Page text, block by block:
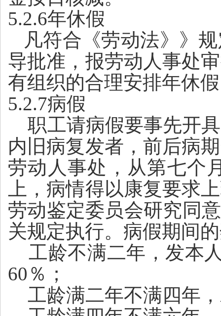
5.2.6年休假
凡符合《劳动法》》
导批准，报劳动人事处
有组织的合理安排年休
5.2.7病假
职工请病假要事先开
内旧病复发者，前后病
劳动人事处，从第七个
上，病情得以康复要求
劳动鉴定委员会研究同
关规定执行。病假期间
工龄不满二年，发本
60％；
工龄满二年不满四年